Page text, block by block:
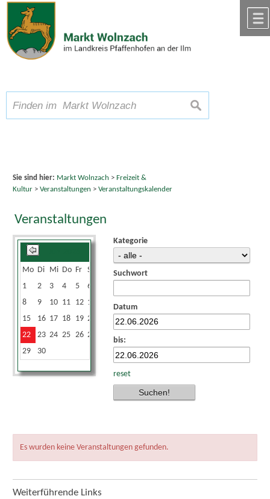
Zum Inhalt,zur Navigation
Schriftgröße A A A suchen
Sie sind hier: Markt Wolnzach > Freizeit &
Kultur> Veranstaltungen > Veranstaltungskalender
Veranstaltungen
Mo Di Mi Do Fr Sa
1
2 3 4 5 6
8
9 10 11 12 13
15
16 17 18 19 20
22
23 24 25 26 27
29
30
Kategorie
Suchwort
Datum
bis:
reset
Es wurden keine Veranstaltungen gefunden.
Weiterführende Links